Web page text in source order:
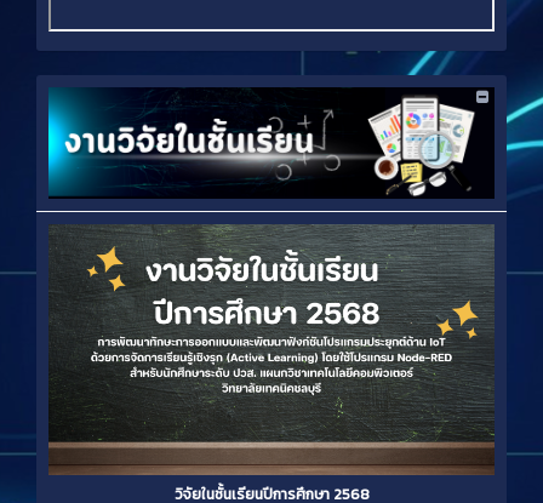
วิจัยในชั้นเรียนปีการศึกษา 2568